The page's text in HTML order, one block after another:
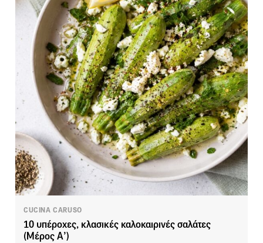
CUCINA CARUSO
10 υπέροχες, κλασικές καλοκαιρινές σαλάτες
(Μέρος Α’)